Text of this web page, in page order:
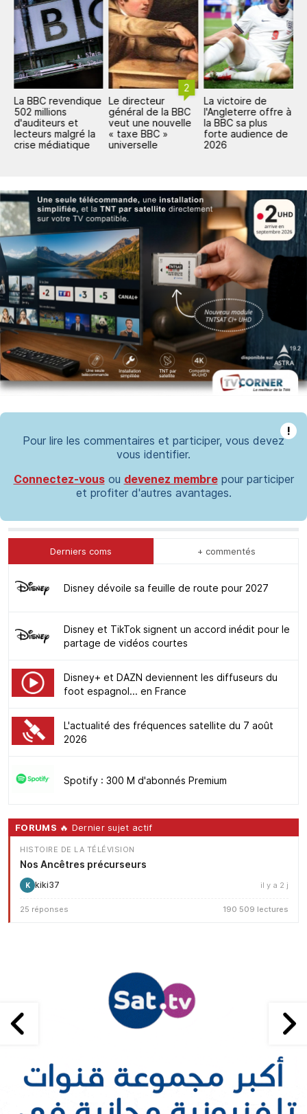
La BBC revendique
502 millions
d'auditeurs et
lecteurs malgré la
crise médiatique
2
Le directeur
général de la BBC
veut une nouvelle
« taxe BBC »
universelle
La victoire de
l'Angleterre offre à
la BBC sa plus
forte audience de
2026
!
Pour lire les commentaires et participer, vous devez
vous identifier.
Connectez-vousou devenez membrepour participer
et profiter d'autres avantages.
Derniers coms + commentés
Disney dévoile sa feuille de route pour 2027
Disney et TikTok signent un accord inédit pour le
partage de vidéos courtes
Disney+ et DAZN deviennent les diffuseurs du
foot espagnol... en France
L'actualité des fréquences satellite du 7 août
2026
Spotify : 300 M d'abonnés Premium
FORUMS 🔥 Dernier sujet actif
HISTOIRE DE LA TÉLÉVISION
Nos Ancêtres précurseurs
K kiki37 il y a 2 j
25 réponses 190 509 lectures